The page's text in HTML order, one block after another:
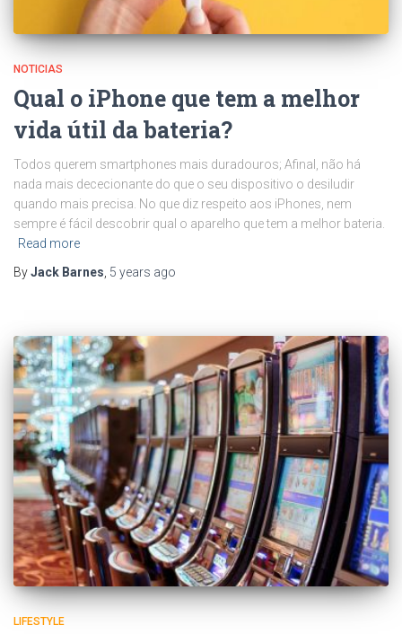
NOTICIAS
Qual o iPhone que tem a melhor
vida útil da bateria?
Todos querem smartphones mais duradouros; Afinal, não há
nada mais dececionante do que o seu dispositivo o desiludir
quando mais precisa. No que diz respeito aos iPhones, nem
sempre é fácil descobrir qual o aparelho que tem a melhor bateria.
Read more
ByJack Barnes 5 years ago
LIFESTYLE